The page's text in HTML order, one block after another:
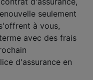
seulement
à vous,
avec des frais
d'assurance en